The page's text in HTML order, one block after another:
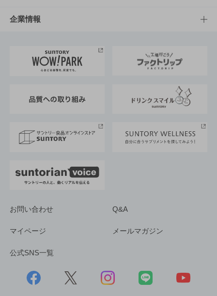
栄養成分一覧
工場見学
地域情報
サントリーホール
サントリーサンバーズ大阪
サステナビリティTOP
サントリーが考えるサステナビリティ経営
企業情報
企業概要
採用情報
お問い合わせ Q&A
マイページ メールマガジン
公式SNS一覧